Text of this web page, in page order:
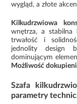
wygląd, a złote
Kilkudrzwiowa
wnętrza, a stabilna
trwałość i
jednolity design
dominującym
Możliwość
Szafa
parametry